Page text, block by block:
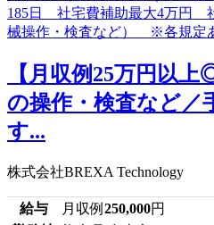
【月収例25万円以
の操作・検査など／
す...
株式会社BREXA Technology
給与 月収例 250,000円